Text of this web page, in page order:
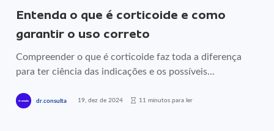
Entenda o que é corticoide e como
garantir o uso correto
Compreender o que é corticoide faz toda a diferença
para ter ciência das indicações e os possíveis...
dr.consulta 19, dez de 2024 11 minutos para ler